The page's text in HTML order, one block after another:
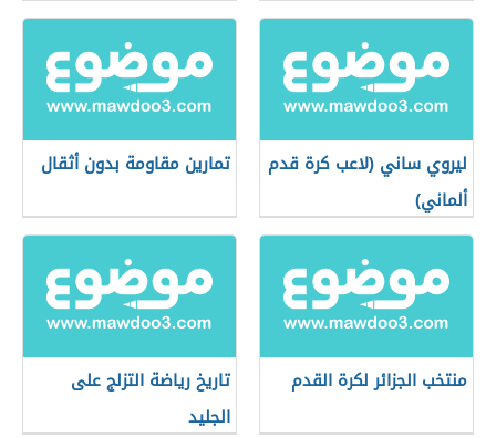
ليروي ساني (لاعب كرة قدم
ألماني)
تمارين مقاومة بدون أثقال
منتخب الجزائر لكرة القدم
تاريخ رياضة التزلج على
الجليد